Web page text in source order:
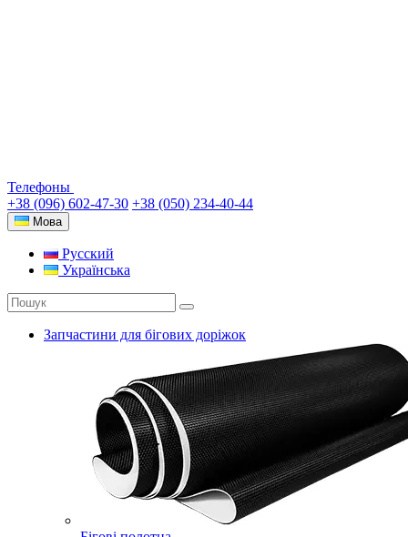
Телефоны
+38 (096) 602-47-30 +38 (050) 234-40-44
Мова
Русский
Українська
Запчастини для бігових доріжок